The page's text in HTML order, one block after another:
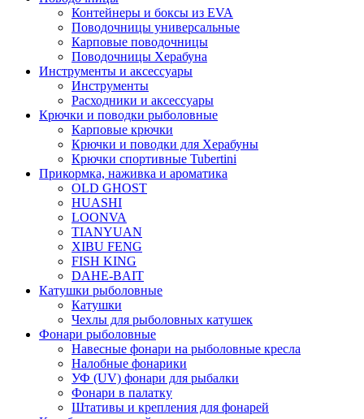
Контейнеры и боксы из EVA
Поводочницы универсальные
Карповые поводочницы
Поводочницы Херабуна
Инструменты и аксессуары
Инструменты
Расходники и аксессуары
Крючки и поводки рыболовные
Карповые крючки
Крючки и поводки для Херабуны
Крючки спортивные Tubertini
Прикормка, наживка и ароматика
OLD GHOST
HUASHI
LOONVA
TIANYUAN
XIBU FENG
FISH KING
DAHE-BAIT
Катушки рыболовные
Катушки
Чехлы для рыболовных катушек
Фонари рыболовные
Навесные фонари на рыболовные кресла
Налобные фонарики
УФ (UV) фонари для рыбалки
Фонари в палатку
Штативы и крепления для фонарей